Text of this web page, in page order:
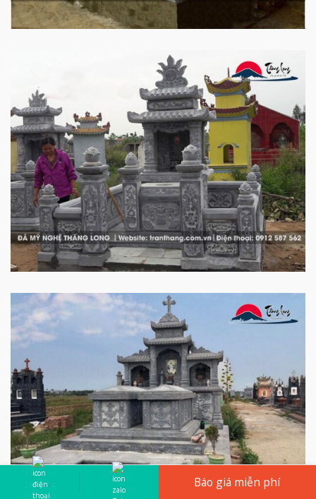
Báo giá miễn phí